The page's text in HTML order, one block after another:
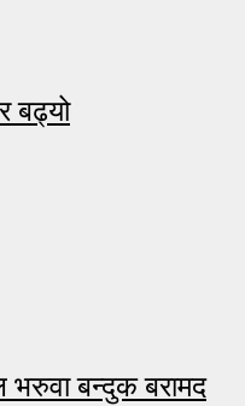
बढ्यो
भरुवा बन्दुक बरामद